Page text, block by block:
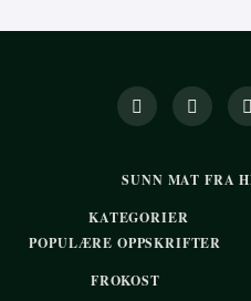
SUNN MAT FRA
KATEGORIER
POPULÆRE OPPSKRIFTER
FROKOST